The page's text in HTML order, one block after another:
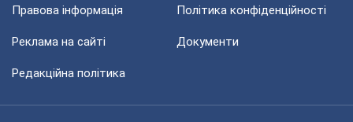
Правова інформація Політика конфіденційності
Реклама на сайті Документи
Редакційна політика